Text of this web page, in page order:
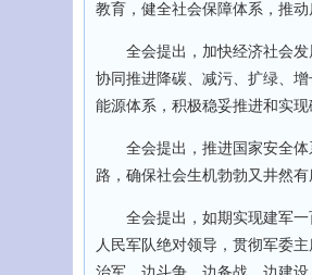
教育，健全社会保障体系，推
全会提出，加快经济社会发
协同推进降碳、减污、扩绿、
能源体系，积极稳妥推进和实
全会提出，推进国家安全体
路，确保社会生机勃勃又井然
全会提出，如期实现建军一
人民军队绝对领导，贯彻军委